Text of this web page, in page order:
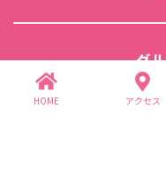
グ
HOME アクセス